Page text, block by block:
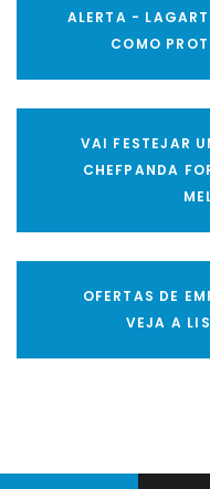
ALERTA -
COMO
VAI FESTEJAR
CHEFPANDA
OFERTAS DE
VEJA A